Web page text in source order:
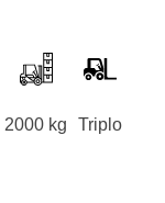
2000 kg Triplo